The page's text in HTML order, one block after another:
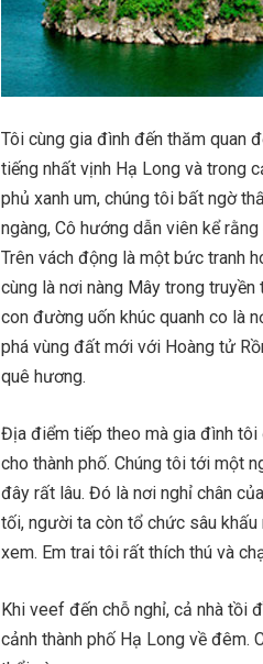
Tôi cùng gia đình đến thăm quan
tiếng nhất vịnh Hạ Long và trong
phủ xanh um, chúng tôi bất ngờ
ngàng, Cô hướng dẫn viên kể
Trên vách động là một bức tranh
cùng là nơi nàng Mây trong
con đường uốn khúc quanh co là
phá vùng đất mới với Hoàng tử
quê hương.
Địa điểm tiếp theo mà gia đình tôi
cho thành phố. Chúng tôi tới một
đây rất lâu. Đó là nơi nghỉ chân
tối, người ta còn tổ chức sâu
xem. Em trai tôi rất thích thú và
Khi veef đến chỗ nghỉ, cả nhà tồi
cảnh thành phố Hạ Long về đêm.